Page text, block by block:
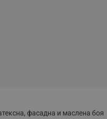
фасадна и маслена боя